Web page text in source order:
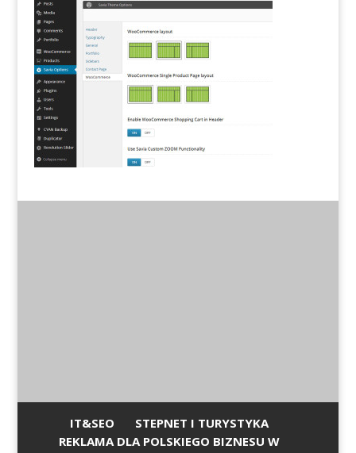
IT&SEO
STEPNET I TURYSTYKA
REKLAMA DLA POLSKIEGO BIZNESU W